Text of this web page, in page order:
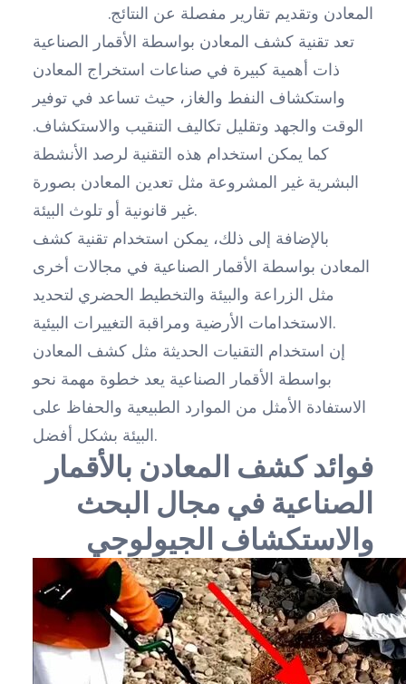
المعادن وتقديم تقارير مفصلة عن النتائج.
تعد تقنية كشف المعادن بواسطة الأقمار الصناعية
ذات أهمية كبيرة في صناعات استخراج المعادن
واستكشاف النفط والغاز، حيث تساعد في توفير
الوقت والجهد وتقليل تكاليف التنقيب والاستكشاف.
كما يمكن استخدام هذه التقنية لرصد الأنشطة
البشرية غير المشروعة مثل تعدين المعادن بصورة
غير قانونية أو تلوث البيئة.
بالإضافة إلى ذلك، يمكن استخدام تقنية كشف
المعادن بواسطة الأقمار الصناعية في مجالات أخرى
مثل الزراعة والبيئة والتخطيط الحضري لتحديد
الاستخدامات الأرضية ومراقبة التغييرات البيئية.
إن استخدام التقنيات الحديثة مثل كشف المعادن
بواسطة الأقمار الصناعية يعد خطوة مهمة نحو
الاستفادة الأمثل من الموارد الطبيعية والحفاظ على
البيئة بشكل أفضل.
فوائد كشف المعادن بالأقمار
الصناعية في مجال البحث
والاستكشاف الجيولوجي